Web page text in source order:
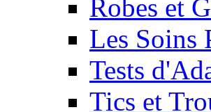
Robes et
Les Soins
Tests
Tics et